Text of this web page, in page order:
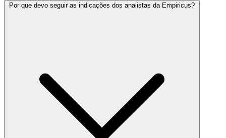
Por que devo seguir as indicações dos analistas da Empiricus?